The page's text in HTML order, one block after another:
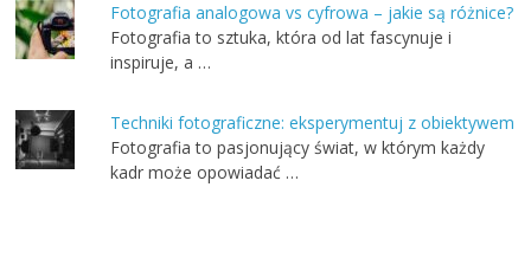
Fotografia analogowa vs cyfrowa – jakie są różnice?
Fotografia to sztuka, która od lat fascynuje i
inspiruje, a …
Techniki fotograficzne: eksperymentuj z obiektywem
Fotografia to pasjonujący świat, w którym każdy
kadr może opowiadać …